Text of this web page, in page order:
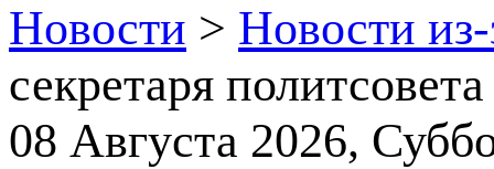
Новости > Новости
секретаря
08 Августа 2026,